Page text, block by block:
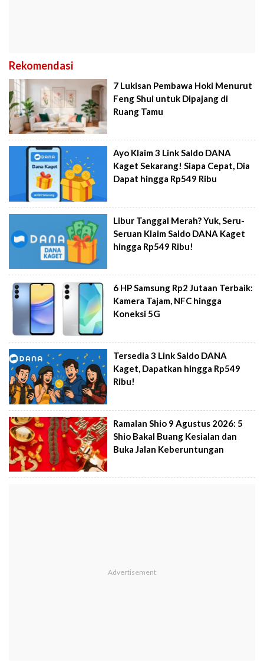
Rekomendasi
7 Lukisan Pembawa Hoki Menurut
Feng Shui untuk Dipajang di
Ruang Tamu
Ayo Klaim 3 Link Saldo DANA
Kaget Sekarang! Siapa Cepat, Dia
Dapat hingga Rp549 Ribu
Libur Tanggal Merah? Yuk, Seru-
Seruan Klaim Saldo DANA Kaget
hingga Rp549 Ribu!
6 HP Samsung Rp2 Jutaan Terbaik:
Kamera Tajam, NFC hingga
Koneksi 5G
Tersedia 3 Link Saldo DANA
Kaget, Dapatkan hingga Rp549
Ribu!
Ramalan Shio 9 Agustus 2026: 5
Shio Bakal Buang Kesialan dan
Buka Jalan Keberuntungan